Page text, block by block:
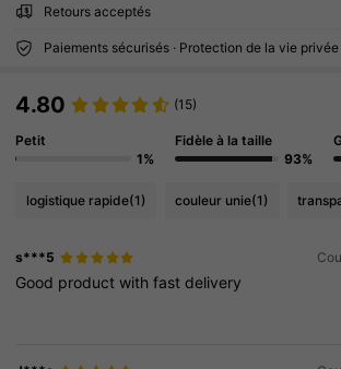
Retours acceptés
Paiements sécurisés · Protection de la vie privée
4.80 (15)
Petit
1%
Fidèle à la taille
93%
logistique rapide(1) couleur unie(1)
s***5
Good productwithfastdelivery